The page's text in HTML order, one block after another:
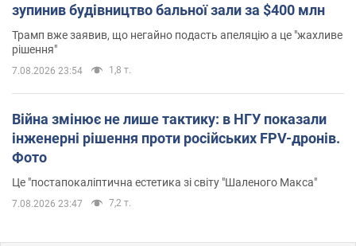
зупинив будівництво бальної зали за $400 млн
Трамп вже заявив, що негайно подасть апеляцію а це "жахливе
рішення"
7.08.2026 23:54 1,8 т.
Війна змінює не лише тактику: в НГУ показали
інженерні рішення проти російських FPV-дронів.
Фото
Це "постапокаліптична естетика зі світу "Шаленого Макса"
7.08.2026 23:47 7,2 т.